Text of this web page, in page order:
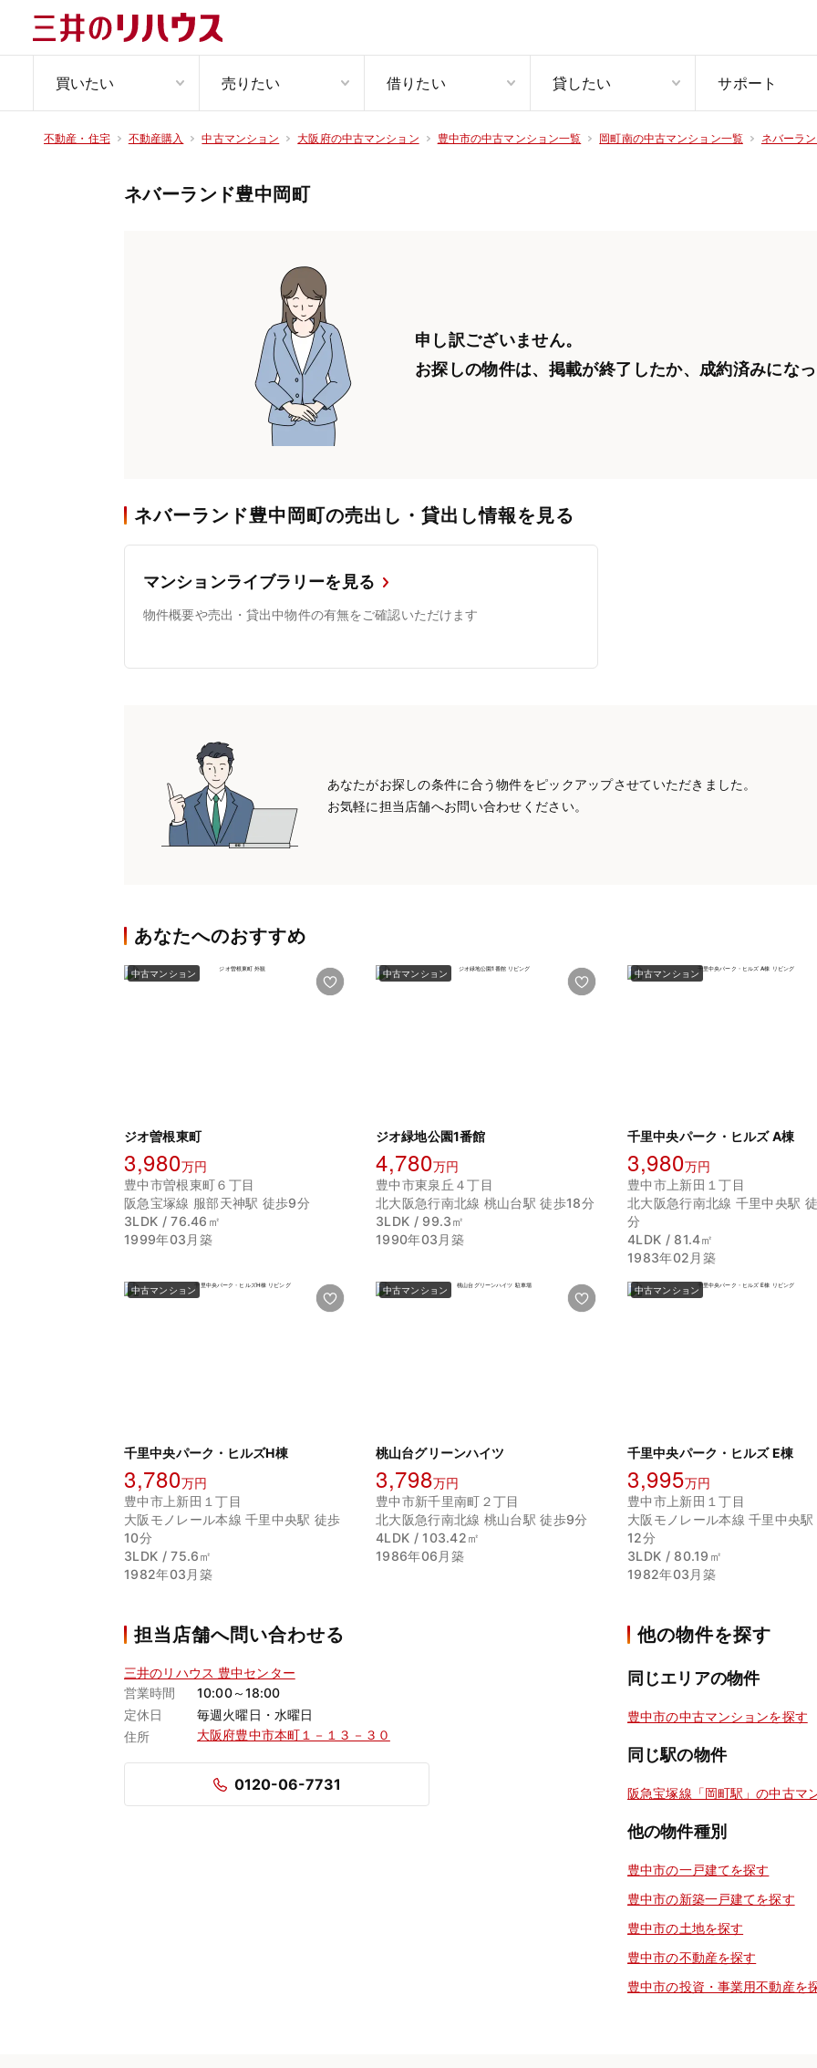
買いたい 売りたい 借りたい 貸したい サポート
不動産・住宅 不動産購入 中古マンション 大阪府の中古マンション 豊中市の中古マンション一覧 岡町南の中古マンション一覧 ネバーラ
ネバーランド豊中岡町
申し訳ございません。
お探しの物件は、掲載が終了したか、 成約済みにな
ネバーランド豊中岡町の売出し・貸出し情報を見る
マンションライブラリーを見る
物件概要や売出・貸出中物件の有無をご確認いただけます
あなたがお探しの条件に合う物件をピックアップさせていただきました。
お気軽に担当店舗へお問い合わせください。
あなたへのおすすめ
中古マンション
ジオ曽根東町
3,980万円
豊中市曽根東町６丁目
阪急宝塚線 服部天神駅 徒歩9分
3LDK / 76.46㎡
1999年03月築
中古マンション
ジオ緑地公園1番館
4,780万円
豊中市東泉丘４丁目
北大阪急行南北線 桃山台駅 徒歩18分
3LDK / 99.3㎡
1990年03月築
中古マンション
千里中央パーク・ヒルズ A棟
3,980万円
豊中市上新田１丁目
北大阪急行南北線 千里中央駅
分
4LDK / 81.4㎡
1983年02月築
中古マンション
千里中央パーク・ヒルズH棟
3,780万円
豊中市上新田１丁目
大阪モノレール本線 千里中央駅 徒歩
10分
3LDK / 75.6㎡
1982年03月築
中古マンション
桃山台グリーンハイツ
3,798万円
豊中市新千里南町２丁目
北大阪急行南北線 桃山台駅 徒歩9分
4LDK / 103.42㎡
1986年06月築
中古マンション
千里中央パーク・ヒルズ E棟
3,995万円
豊中市上新田１丁目
大阪モノレール本線 千里中央駅
12分
3LDK / 80.19㎡
1982年03月築
担当店舗へ問い合わせる
三井のリハウス 豊中センター
営業時間
10:00～18:00
定休日
毎週火曜日・水曜日
住所
大阪府豊中市本町１－１３－３０
0120-06-7731
他の物件を探す
同じエリアの物件
豊中市の中古マンションを探す
同じ駅の物件
阪急宝塚線「岡町駅」の中古マ
他の物件種別
豊中市の一戸建てを探す
豊中市の新築一戸建てを探す
豊中市の土地を探す
豊中市の不動産を探す
豊中市の投資・事業用不動産を